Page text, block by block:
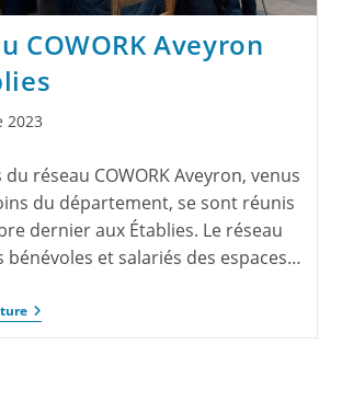
COWORK Aveyron
2023
réseau COWORK Aveyron, venus
du département, se sont réunis
dernier aux Établies. Le réseau
bénévoles et salariés des espaces…